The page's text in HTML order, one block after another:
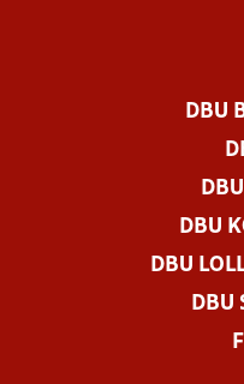
DBU
DBU
DBU
DBU